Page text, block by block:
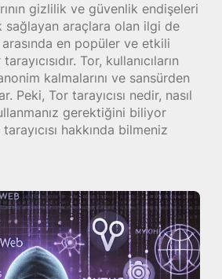
gizlilik ve güvenlik endişeleri
sağlayan araçlara olan ilgi de
en popüler ve etkili
Tor, kullanıcıların
kalmalarını ve sansürden
Peki, Tor tarayıcısı nedir, nasıl
gerektiğini biliyor
hakkında bilmeniz